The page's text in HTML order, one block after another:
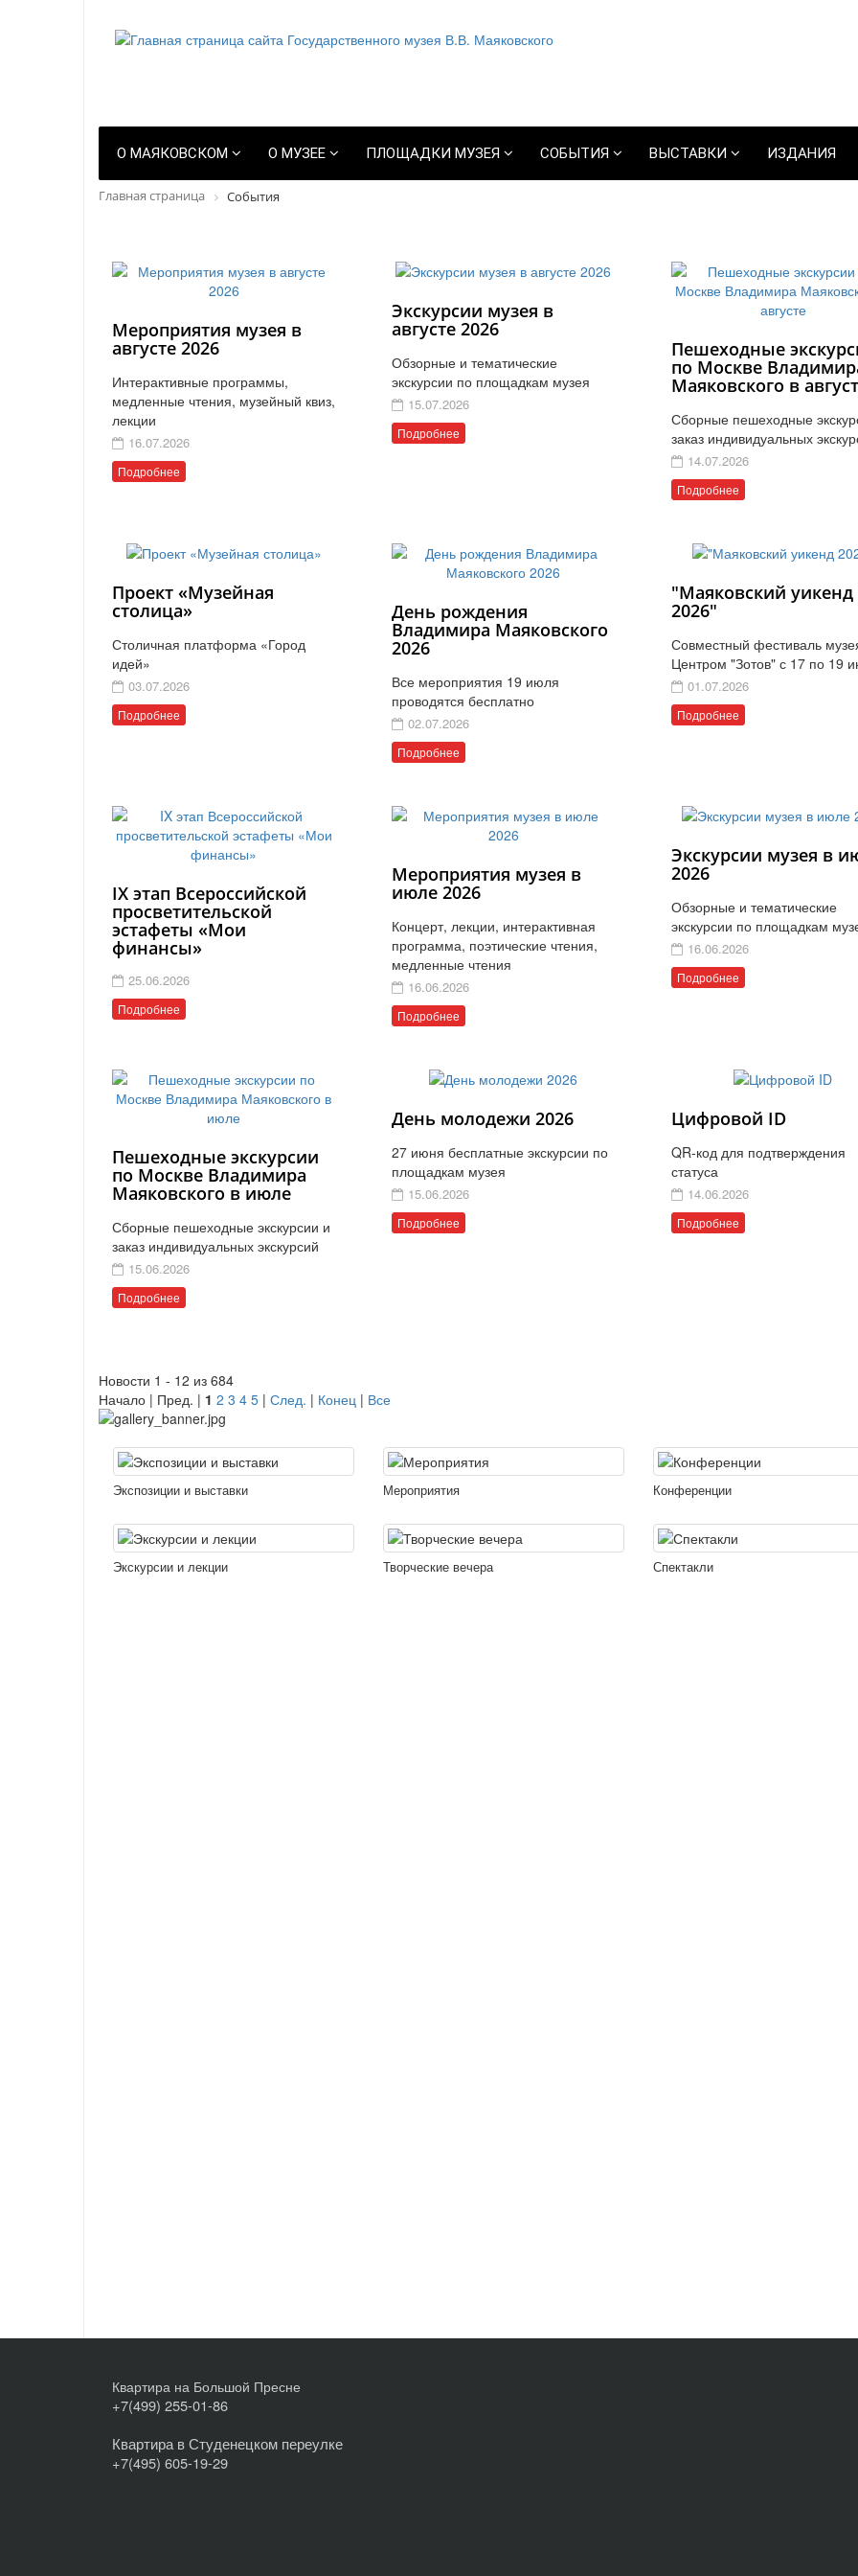
О МАЯКОВСКОМ О МУЗЕЕ ПЛОЩАДКИ МУЗЕЯ СОБЫТИЯ ВЫСТАВКИ ИЗДАНИЯ
Главная страница События
Мероприятия музея в
августе 2026
Интерактивные программы,
медленные чтения, музейный квиз,
лекции
16.07.2026
Подробнее
Экскурсии музея в
августе 2026
Обзорные и тематические
экскурсии по площадкам музея
15.07.2026
Подробнее
Пешеходные
по Москве
Маяковского в
Сборные пешеходные
заказ индивидуальных
14.07.2026
Подробнее
Проект «Музейная
столица»
Столичная платформа «Город
идей»
03.07.2026
Подробнее
День рождения
Владимира Маяковского
2026
Все мероприятия 19 июля
проводятся бесплатно
02.07.2026
Подробнее
"Маяковский уикенд
2026"
Совместный фестиваль
Центром "Зотов" с 17 по 19
01.07.2026
Подробнее
IX этап Всероссийской
просветительской
эстафеты «Мои
финансы»
25.06.2026
Подробнее
Мероприятия музея в
июле 2026
Концерт, лекции, интерактивная
программа, поэтические чтения,
медленные чтения
16.06.2026
Подробнее
Экскурсии музея в
2026
Обзорные и тематические
экскурсии по площадкам
16.06.2026
Подробнее
Пешеходные экскурсии
по Москве Владимира
Маяковского в июле
Сборные пешеходные экскурсии и
заказ индивидуальных экскурсий
15.06.2026
Подробнее
День молодежи 2026
27 июня бесплатные экскурсии по
площадкам музея
15.06.2026
Подробнее
Цифровой ID
QR-код для подтверждения
статуса
14.06.2026
Подробнее
Новости 1 - 12 из 684
Начало | Пред. | 1 2 3 4 5 | След. | Конец | Все
Экспозиции и выставки Мероприятия Конференции
Экскурсии и лекции Творческие вечера Спектакли
Квартира на Большой Пресне
+7(499) 255-01-86
Квартира в Студенецком переулке
+7(495) 605-19-29